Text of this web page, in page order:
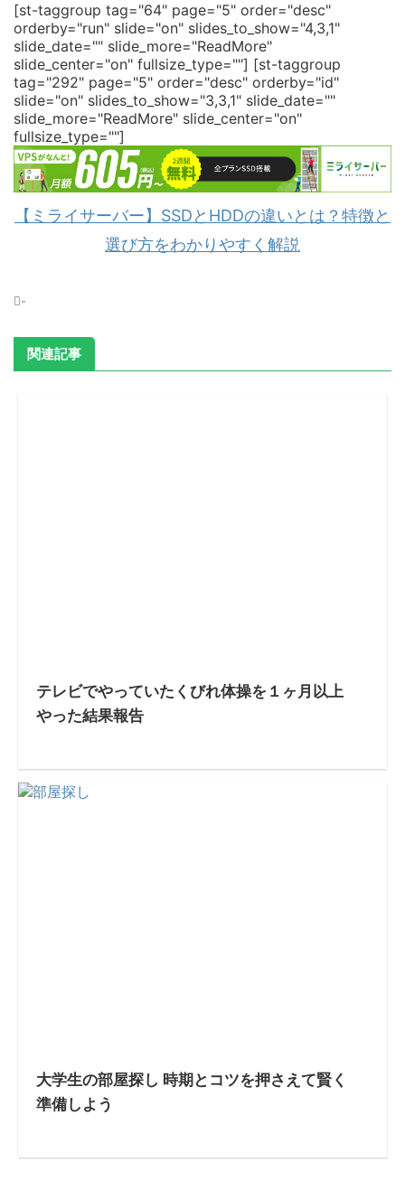
[st-taggroup tag="64" page="5" order="desc"
orderby="run" slide="on" slides_to_show="4,3,1"
slide_date="" slide_more="ReadMore"
slide_center="on" fullsize_type=""] [st-taggroup
tag="292" page="5" order="desc" orderby="id"
slide="on" slides_to_show="3,3,1" slide_date=""
slide_more="ReadMore" slide_center="on"
fullsize_type=""]
【ミライサーバー】SSDとHDDの違いとは？特徴と
選び方をわかりやすく解説
-
関連記事
テレビでやっていたくびれ体操を１ヶ月以上
やった結果報告
大学生の部屋探し 時期とコツを押さえて賢く
準備しよう